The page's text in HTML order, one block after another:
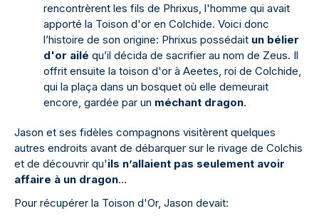
rencontrèrent les fils de Phrixus, l'homme qui avait
apporté la Toison d'or en Colchide. Voici donc
l’histoire de son origine: Phrixus possédait un bélier
d'or ailé qu’il décida de sacrifier au nom de Zeus. Il
offrit ensuite la toison d'or à Aeetes, roi de Colchide,
qui la plaça dans un bosquet où elle demeurait
encore, gardée par un méchant dragon.
Jason et ses fidèles compagnons visitèrent quelques
autres endroits avant de débarquer sur le rivage de Colchis
et de découvrir qu'ils n’allaient pas seulement avoir
affaire à un dragon…
Pour récupérer la Toison d'Or, Jason devait: